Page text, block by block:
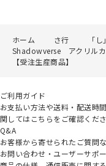
ホーム さ行 「
Shadowverse アクリルカ
【受注生産商品】
ご利用ガイド
お支払い方法や送料・配送時
関してはこちらをご確認くださ
Q&A
お客様から寄せられたご質問
お問い合わせ・ユーザーサポ